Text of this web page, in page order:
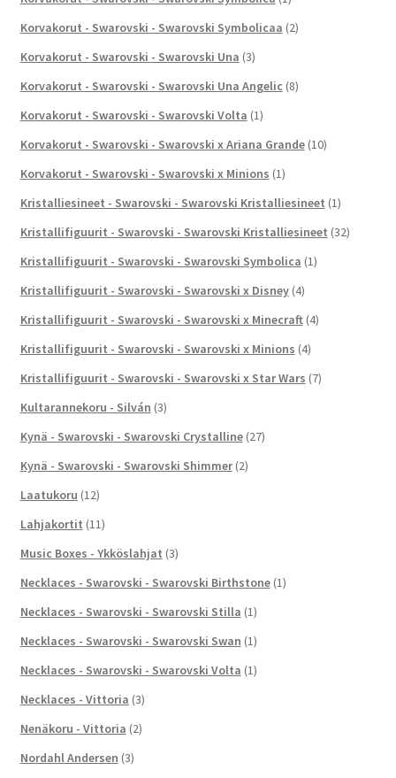
Korvakorut - Swarovski - Swarovski Symbolicaa (2)
Korvakorut - Swarovski - Swarovski Una (3)
Korvakorut - Swarovski - Swarovski Una Angelic (8)
Korvakorut - Swarovski - Swarovski Volta (1)
Korvakorut - Swarovski - Swarovski x Ariana Grande (10)
Korvakorut - Swarovski - Swarovski x Minions (1)
Kristalliesineet - Swarovski - Swarovski Kristalliesineet (1)
Kristallifiguurit - Swarovski - Swarovski Kristalliesineet (32)
Kristallifiguurit - Swarovski - Swarovski Symbolica (1)
Kristallifiguurit - Swarovski - Swarovski x Disney (4)
Kristallifiguurit - Swarovski - Swarovski x Minecraft (4)
Kristallifiguurit - Swarovski - Swarovski x Minions (4)
Kristallifiguurit - Swarovski - Swarovski x Star Wars (7)
Kultarannekoru - Silván (3)
Kynä - Swarovski - Swarovski Crystalline (27)
Kynä - Swarovski - Swarovski Shimmer (2)
Laatukoru (12)
Lahjakortit (11)
Music Boxes - Ykköslahjat (3)
Necklaces - Swarovski - Swarovski Birthstone (1)
Necklaces - Swarovski - Swarovski Stilla (1)
Necklaces - Swarovski - Swarovski Swan (1)
Necklaces - Swarovski - Swarovski Volta (1)
Necklaces - Vittoria (3)
Nenäkoru - Vittoria (2)
Nordahl Andersen (3)